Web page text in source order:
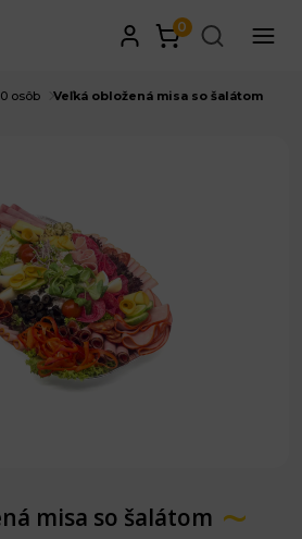
0
osôb Veľká obložená misa so šalátom
misa so šalátom